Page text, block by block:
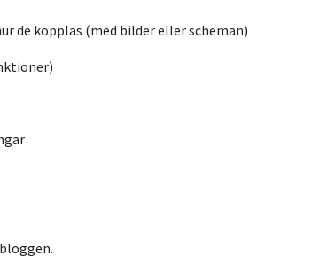
de kopplas (med bilder eller scheman)